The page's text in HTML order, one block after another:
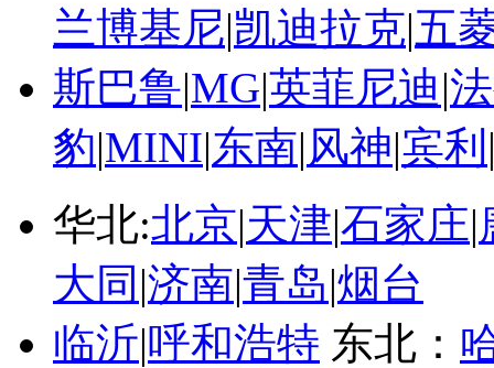
兰博基尼|凯迪拉克|五
斯巴鲁|MG|英菲尼迪|
豹|MINI|东南|风神|宾利
华北:北京|天津|石家庄|
大同 |济南|青岛|烟台
临沂|呼和浩特 东北：